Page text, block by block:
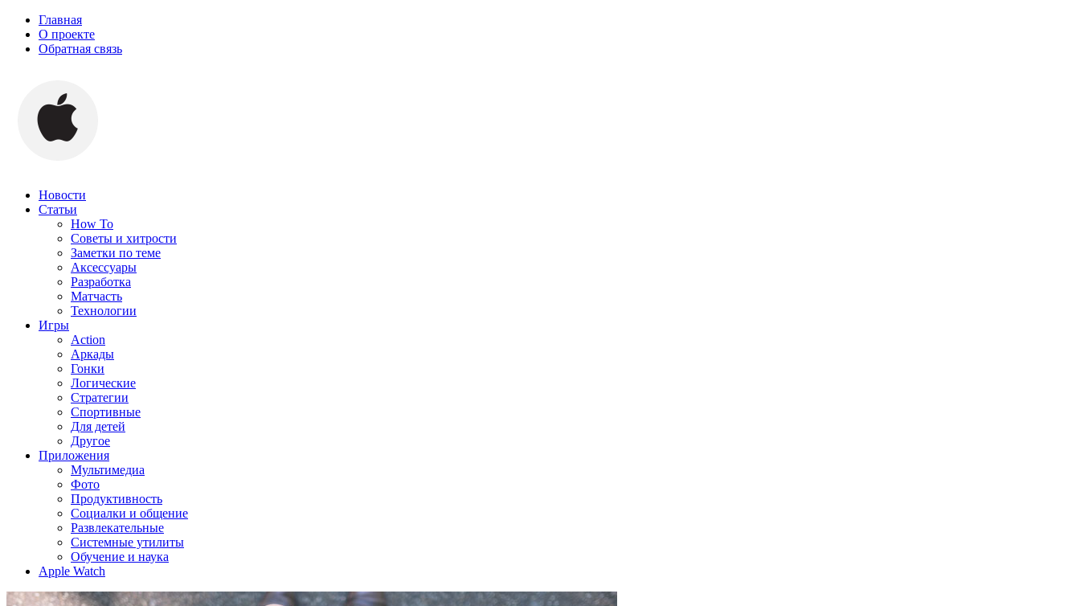
Главная
О проекте
Обратная связь
Новости
Статьи
How To
Советы и хитрости
Заметки по теме
Аксессуары
Разработка
Матчасть
Технологии
Игры
Action
Аркады
Гонки
Логические
Стратегии
Спортивные
Для детей
Другое
Приложения
Мультимедиа
Фото
Продуктивность
Социалки и общение
Развлекательные
Системные утилиты
Обучение и наука
Apple Watch